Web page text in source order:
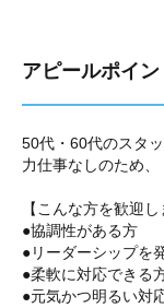
アピールポイン
50代・60代のスタ
力仕事なしのため、
【こんな方を歓迎し
●協調性がある方
●リーダーシップを
●柔軟に対応できる
●元気かつ明るい対